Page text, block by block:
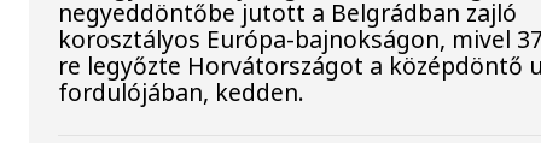
negyeddöntőbe jutott a Belgrádban zajló
korosztályos Európa-bajnokságon, mivel
re legyőzte Horvátországot a középdöntő
fordulójában, kedden.